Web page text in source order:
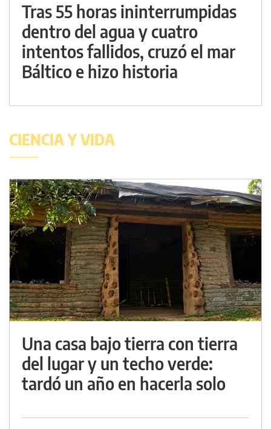
Tras 55 horas ininterrumpidas
dentro del agua y cuatro
intentos fallidos, cruzó el mar
Báltico e hizo historia
CIENCIA Y VIDA
Una casa bajo tierra con tierra
del lugar y un techo verde:
tardó un año en hacerla solo